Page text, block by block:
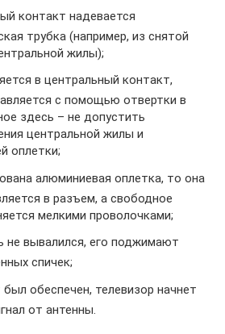
контакт надевается
трубка (например, из снятой
жилы);
в центральный контакт,
с помощью отвертки в
здесь – не допустить
центральной жилы и
оплетки;
алюминиевая оплетка, то она
в разъем, а свободное
мелкими проволочками;
не вывалился, его поджимают
спичек;
обеспечен, телевизор начнет
от антенны.